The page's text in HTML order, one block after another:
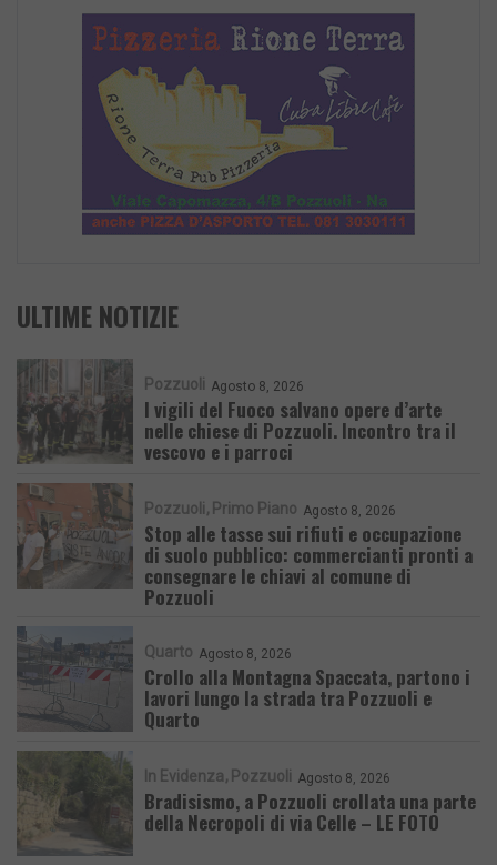
ULTIME NOTIZIE
Pozzuoli Agosto 8, 2026
I vigili del Fuoco salvano opere d’arte
nelle chiese di Pozzuoli. Incontro tra il
vescovo e i parroci
Pozzuoli Primo Piano Agosto 8, 2026
Stop alle tasse sui rifiuti e occupazione
di suolo pubblico: commercianti pronti a
consegnare le chiavi al comune di
Pozzuoli
Quarto Agosto 8, 2026
Crollo alla Montagna Spaccata, partono i
lavori lungo la strada tra Pozzuoli e
Quarto
In Evidenza Pozzuoli Agosto 8, 2026
Bradisismo, a Pozzuoli crollata una parte
della Necropoli di via Celle – LE FOTO